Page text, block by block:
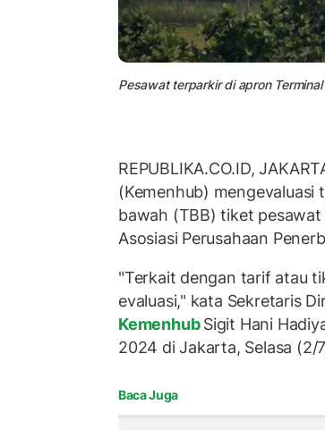
Pesawat terparkir di apron
REPUBLIKA.CO.ID,
(Kemenhub)
bawah (TBB) tiket pesawat
Asosiasi Perusahaan
"Terkait dengan tarif atau
evaluasi," kata Sekretaris
KemenhubSigit Hani
2024 di Jakarta, Selasa (2/
Baca Juga